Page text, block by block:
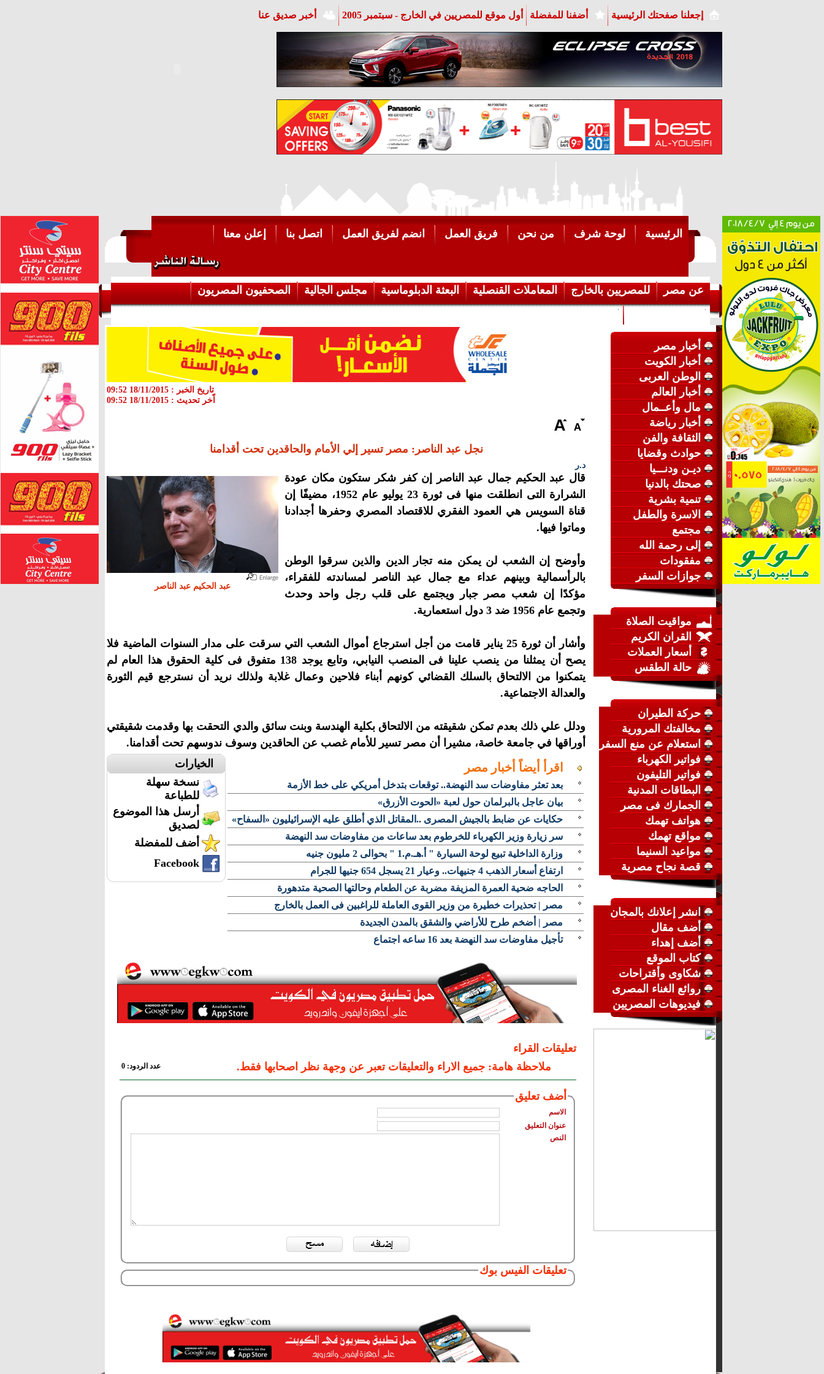
إجعلنا صفحتك الرئيسية أضفنا للمفضلة أول موقع للمصريين في الخارج - سبتمبر 2005 أخبر صديق عنا
الرئيسية لوحة شرف من نحن فريق العمل انضم لفريق العمل اتصل بنا إعلن معنا
عن مصر للمصريين بالخارج المعاملات القنصلية البعثة الدبلوماسية مجلس الجالية
الصحفيون المصريون
أخبار مصر
أخبار الكويت
الوطن العربى
أخبار العالم
مال وأعــمال
أخبار رياضة
الثقافة والفن
حوادث وقضايا
ديـن ودنـــيا
صحتك بالدنيا
تنمية بشرية
الاسرة والطفل
مجتمع
إلى رحمة الله
مفقودات
جوازات السفر
مواقيت الصلاة
القران الكريم
أسعار العملات
حالة الطقس
حركة الطيران
مخالفتك المرورية
استعلام عن منع السفر
فواتير الكهرباء
فواتير التليفون
البطاقات المدنية
الجمارك فى مصر
هواتف تهمك
مواقع تهمك
مواعيد السنيما
قصة نجاح مصرية
انشر إعلانك بالمجان
أضف مقال
أضف إهداء
كتاب الموقع
شكاوى وأقتراحات
روائع الغناء المصرى
فيديوهات المصريين
تاريخ الخبر : 18/11/2015 09:52
اّخر تحديث : 18/11/2015 09:52
نجل عبد الناصر: مصر تسير إلي الأمام والحاقدين تحت أقدامنا
د.ر
عبد الحكيم عبد الناصر
قال عبد الحكيم جمال عبد الناصر إن كفر شكر ستكون مكان عودة
الشرارة التى انطلقت منها فى ثورة 23 يوليو عام 1952، مضيفًا إن
قناة السويس هي العمود الفقري للاقتصاد المصري وحفرها أجدادنا
وماتوا فيها.
وأوضح إن الشعب لن يمكن منه تجار الدين والذين سرقوا الوطن
بالرأسمالية وبينهم عداء مع جمال عبد الناصر لمساندته للفقراء،
مؤكدًا إن شعب مصر جبار ويجتمع على قلب رجل واحد وحدث
وتجمع عام 1956 ضد 3 دول استعمارية.
وأشار أن ثورة 25 يناير قامت من أجل استرجاع أموال الشعب التي سرقت على مدار السنوات الماضية فلا
يصح أن يمثلنا من ينصب علينا فى المنصب النيابي، وتابع يوجد 138 متفوق فى كلية الحقوق هذا العام لم
يتمكنوا من الالتحاق بالسلك القضائي كونهم أبناء فلاحين وعمال غلابة ولذلك نريد أن نسترجع قيم الثورة
والعدالة الاجتماعية.
ودلل علي ذلك بعدم تمكن شقيقته من الالتحاق بكلية الهندسة وبنت سائق والدي التحقت بها وقدمت شقيقتي
أوراقها في جامعة خاصة، مشيرا أن مصر تسير للأمام غصب عن الحاقدين وسوف ندوسهم تحت أقدامنا.
الخيارات
نسخة سهلة
للطباعة
أرسل هذا الموضوع
لصديق
أضف للمفضلة
Facebook
اقرأ أيضاً أخبار مصر
بعد تعثر مفاوضات سد النهضة.. توقعات بتدخل أمريكي على خط الأزمة
بيان عاجل بالبرلمان حول لعبة «الحوت الأزرق»
حكايات عن ضابط بالجيش المصرى ..المقاتل الذي أطلق عليه الإسرائيليون «السفاح»
سر زيارة وزير الكهرباء للخرطوم بعد ساعات من مفاوضات سد النهضة
وزارة الداخلية تبيع لوحة السيارة " أ.هـ.م.1 " بحوالى 2 مليون جنيه
ارتفاع أسعار الذهب 4 جنيهات.. وعيار 21 يسجل 654 جنيها للجرام
الحاجه ضحية العمرة المزيفة مضربة عن الطعام وحالتها الصحية متدهورة
مصر | تحذيرات خطيرة من وزير القوى العاملة للراغبين فى العمل بالخارج
مصر | أضخم طرح للأراضي والشقق بالمدن الجديدة
تأجيل مفاوضات سد النهضة بعد 16 ساعه اجتماع
تعليقات القراء
ملاحظة هامة: جميع الاراء والتعليقات تعبر عن وجهة نظر اصحابها فقط.
عدد الردود: 0
أضف تعليق
الاسم
عنوان التعليق
النص
تعليقات الفيس بوك